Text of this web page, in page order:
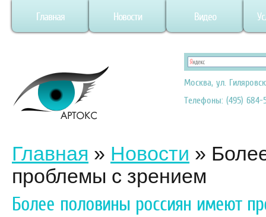
Главная Новости Видео
Москва, ул.
Телефоны: (495) 684-
Главная » Новости »
проблемы с зрением
Более половины россиян имеют